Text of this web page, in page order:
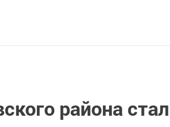
района стал